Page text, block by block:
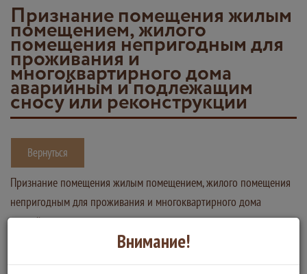
Признание помещения жилым
помещением, жилого
помещения непригодным для
проживания и
многоквартирного дома
аварийным и подлежащим
сносу или реконструкции
Вернуться
Признание помещения жилым помещением, жилого помещения
непригодным для проживания и многоквартирного дома
аварийным и подлежащим сносу или реконструкции
Администрация Демяховского сельского поселения Бельского
Внимание!